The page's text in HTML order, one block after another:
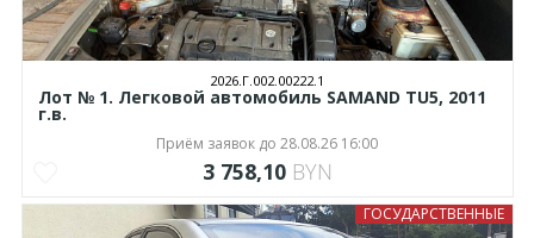
2026.Г.002.00222.1
Лот № 1. Легковой автомобиль SAMAND TU5, 2011
г.в.
Приём заявок до 28.08.26 16:00
3 758,10 BYN
ГОСУДАРСТВЕННЫЕ